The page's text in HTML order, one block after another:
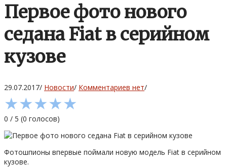
Первое фото нового
седана Fiat в серийном
кузове
29.07.2017/ Новости/ Комментариев нет/
★★★★★
0 / 5 (0 голосов)
Фотошпионы впервые поймали новую модель Fiat в серийном
кузове.